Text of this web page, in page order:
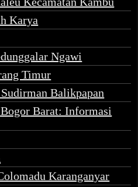
Karya
Ngawi
Timur
Balikpapan
Barat: Informasi
Karanganyar